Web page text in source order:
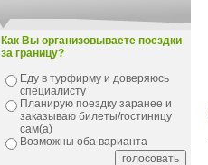
Как Вы организовываете поездки
за границу?
Еду в турфирму и доверяюсь
специалисту
Планирую поездку заранее и
заказываю билеты/гостиницу
сам(а)
Возможны оба варианта